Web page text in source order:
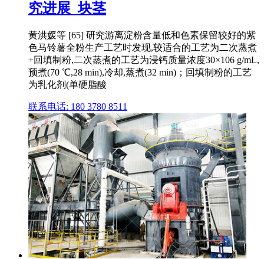
究进展_块茎
黄洪媛等 [65] 研究游离淀粉含量低和色素保留较好的紫
色马铃薯全粉生产工艺时发现,较适合的工艺为二次蒸煮
+回填制粉,二次蒸煮的工艺为浸钙质量浓度30×106 g/mL,
预煮(70 ℃,28 min),冷却,蒸煮(32 min)；回填制粉的工艺
为乳化剂(单硬脂酸
联系电话: 180 3780 8511